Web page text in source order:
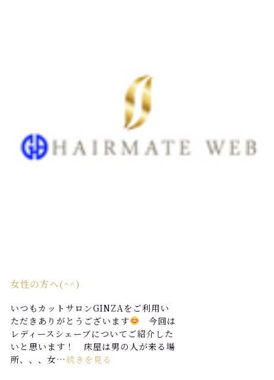
女性の方へ(^^)
いつもカットサロンGINZAをご利用い
ただきありがとうございます
今回は
レディースシェーブについてご紹介した
いと思います！ 床屋は男の人が来る場
所、、、女… 続きを見る